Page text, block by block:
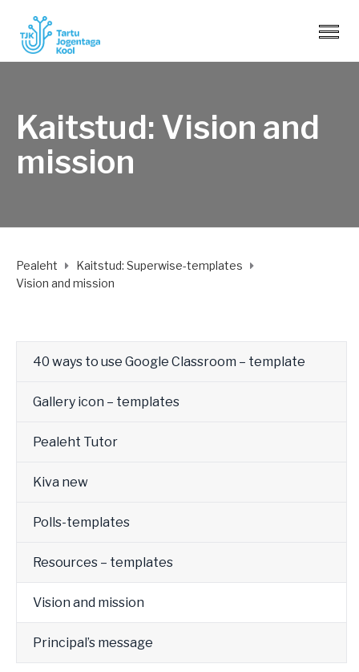
Kaitstud: Vision and
mission
Pealeht
Kaitstud: Superwise-templates
Vision and mission
40 ways to use Google Classroom – template
Gallery icon – templates
Pealeht Tutor
Kiva new
Polls-templates
Resources – templates
Vision and mission
Principal’s message